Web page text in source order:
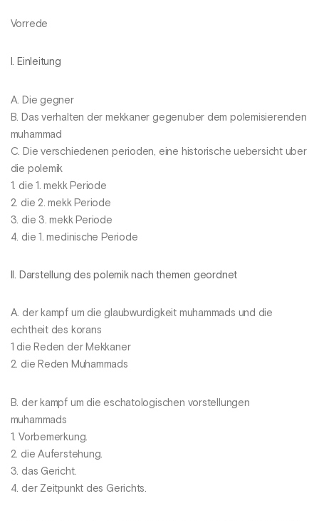
Vorrede
I. Einleitung
A. Die gegner
B. Das verhalten der mekkaner gegenuber dem polemisierenden
muhammad
C. Die verschiedenen perioden, eine historische uebersicht uber
die polemik
1. die 1. mekk Periode
2. die 2. mekk Periode
3. die 3. mekk Periode
4. die 1. medinische Periode
II. Darstellung des polemik nach themen geordnet
A. der kampf um die glaubwurdigkeit muhammads und die
echtheit des korans
1 die Reden der Mekkaner
2. die Reden Muhammads
B. der kampf um die eschatologischen vorstellungen
muhammads
1. Vorbemerkung.
2. die Auferstehung.
3. das Gericht.
4. der Zeitpunkt des Gerichts.